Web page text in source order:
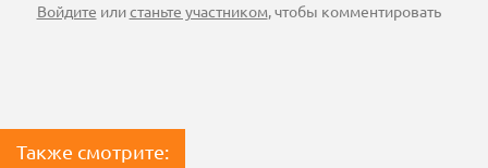
Войдите илистаньте участником, чтобы комментировать
Также смотрите: